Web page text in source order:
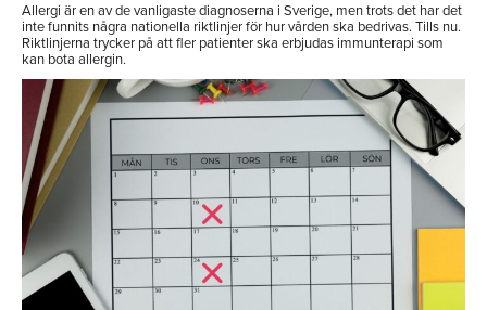
Allergi är en av de vanligaste diagnoserna i Sverige, men trots det har det
inte funnits några nationella riktlinjer för hur vården ska bedrivas. Tills nu.
Riktlinjerna trycker på att fler patienter ska erbjudas immunterapi som
kan bota allergin.